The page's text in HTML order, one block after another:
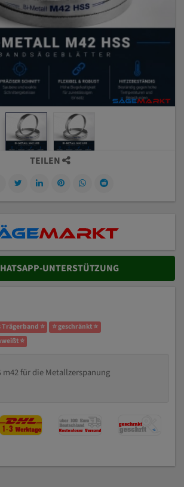
TEILEN
UNTERSTÜTZUNG
⭐
⭐ geschränkt ⭐
⭐
m42 für die Metallzerspanung